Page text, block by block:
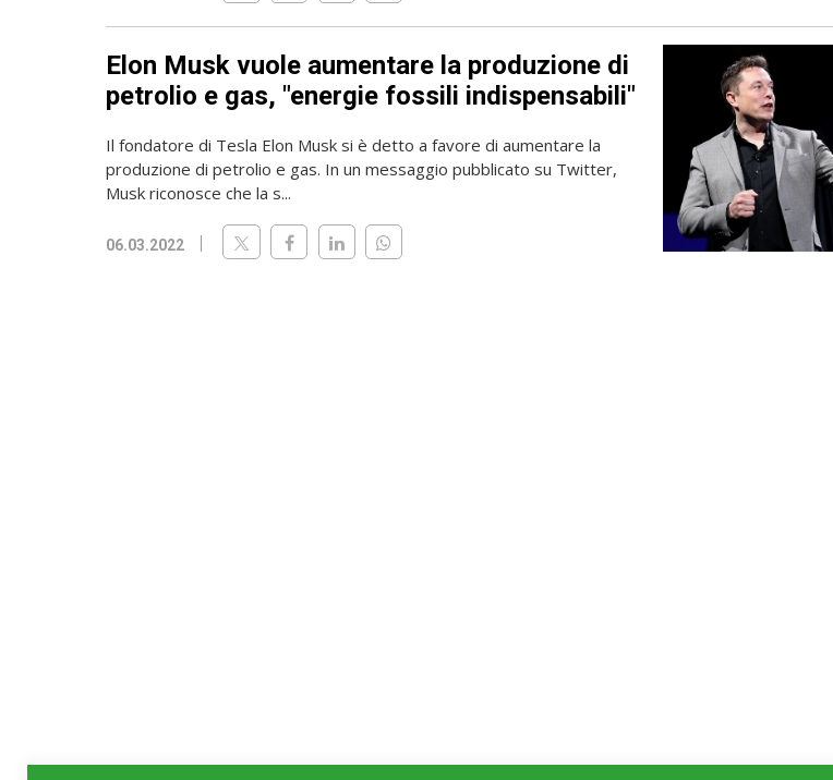
Elon Musk vuole aumentare la produzione di
petrolio e gas, "energie fossili indispensabili"
Il fondatore di Tesla Elon Musk si è detto a favore di aumentare la
produzione di petrolio e gas. In un messaggio pubblicato su Twitter,
Musk riconosce che la s...
06.03.2022